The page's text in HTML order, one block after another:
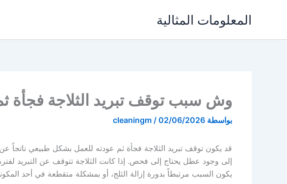
المعلومات المثالية
وش سبب توقف تبريد الثلاجة فجأة
بواسطة cleaningm / 02/06/2026
قد يكون توقف تبريد الثلاجة فجأة ثم عودته للعمل بشكل طبيعي ناتجاً
إلى وجود عطل يحتاج إلى فحص. إذا كانت الثلاجة تتوقف عن التبريد لفترة
يكون السبب مرتبطاً بدورة إزالة الثلج، أو بمشكلة متقطعة في أحد